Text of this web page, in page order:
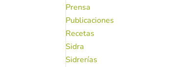
Prensa
Publicaciones
Recetas
Sidra
Sidrerías